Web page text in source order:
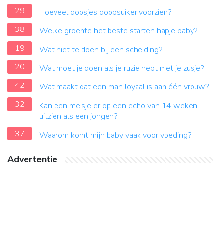
29
Hoeveel doosjes doopsuiker voorzien?
38
Welke groente het beste starten hapje baby?
19
Wat niet te doen bij een scheiding?
20
Wat moet je doen als je ruzie hebt met je zusje?
42
Wat maakt dat een man loyaal is aan één vrouw?
32
Kan een meisje er op een echo van 14 weken
uitzien als een jongen?
37
Waarom komt mijn baby vaak voor voeding?
Advertentie